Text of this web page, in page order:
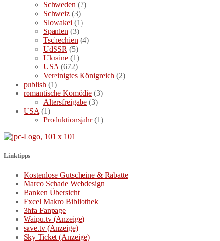
Schweden (7)
Schweiz (3)
Slowakei (1)
Spanien (3)
Tschechien (4)
UdSSR (5)
Ukraine (1)
USA (672)
Vereinigtes Königreich (2)
publish (1)
romantische Komödie (3)
Altersfreigabe (3)
USA (1)
Produktionsjahr(1)
Linktipps
Kostenlose Gutscheine & Rabatte
Marco Schade Webdesign
Banken Übersicht
Excel Makro Bibliothek
3hfa Fanpage
Waipu.tv (Anzeige)
save.tv (Anzeige)
Sky Ticket (Anzeige)